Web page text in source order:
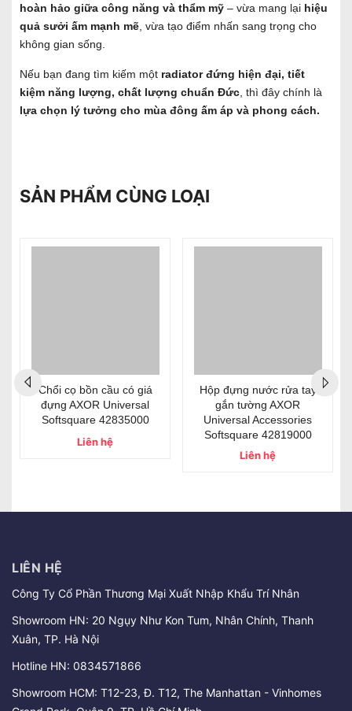
hoàn hảo giữa công năng và thẩm mỹ – vừa mang lại hiệu
quả sưởi ấm mạnh mẽ , vừa tạo điểm nhấn sang trọng cho
không gian sống.
Nếu bạn đang tìm kiếm một radiator đứng hiện đại, tiết
kiệm năng lượng, chất lượng chuẩn Đức , thì đây chính là
lựa chọn lý tưởng cho mùa đông ấm áp và phong cách.
SẢN PHẨM CÙNG LOẠI
Chổi cọ bồn cầu có giá
đựng AXOR Universal
Softsquare 42835000
Liên hệ
Hộp đựng nước rửa tay
gắn tường AXOR
Universal Accessories
Softsquare 42819000
Liên hệ
LIÊN HỆ
Công Ty Cổ Phần Thương Mại Xuất Nhập Khẩu Trí Nhân
Showroom HN: 20 Ngụy Như Kon Tum, Nhân Chính, Thanh
Xuân, TP. Hà Nội
Hotline HN: 0834571866
Showroom HCM: T12-23, Đ. T12, The Manhattan - Vinhomes